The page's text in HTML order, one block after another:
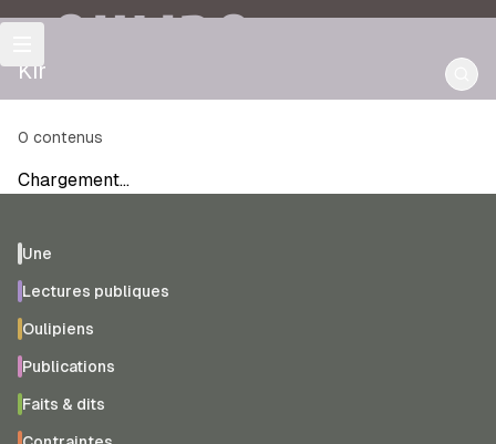
Kir
0 contenus
Chargement…
Une
Lectures publiques
Oulipiens
Publications
Faits & dits